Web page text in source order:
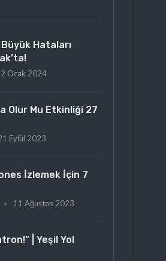
Hataları
2 Ocak 2024
Olur Mu Etkinliği 27
Eylül 2023
İzlemek İçin 7
11 Ağustos 2023
| Yeşil Yol